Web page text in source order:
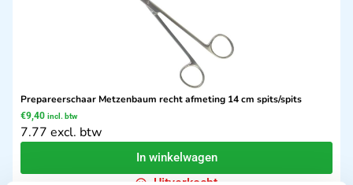
Prepareerschaar Metzenbaum recht afmeting 14 cm spits/spits
€9,40 incl. btw
7.77 excl. btw
In winkelwagen